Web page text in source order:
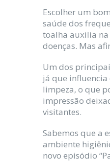
Escolher um
saúde dos
toalha auxilia na
doenças. Mas
Um dos
já que
limpeza, o que
impressão
visitantes.
Sabemos que a
ambiente
novo episódio